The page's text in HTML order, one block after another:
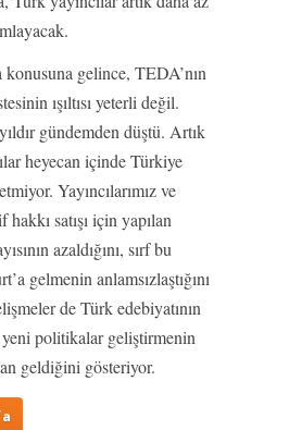
konusuna gelince, TEDA’nın
ışıltısı yeterli değil.
gündemden düştü. Artık
heyecan içinde Türkiye
Yayıncılarımız ve
hakkı satışı için yapılan
azaldığını, sırf bu
gelmenin anlamsızlaştığını
de Türk edebiyatının
yeni politikalar geliştirmenin
geldiğini gösteriyor.